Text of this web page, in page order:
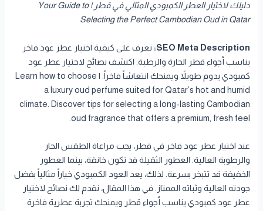
دليلك لاختيار العطر الكمبودي المثالي في قطر | Your Guide to
Selecting the Perfect Cambodian Oud in Qatar
SEO Meta Description: تعرف على كيفية اختيار عطر عود فاخر
يناسب أجواء قطر الحارة والرطبة. اكتشف نصائح لاختيار عطر عود
كمبودي يدوم طويلاً ويمنحك انتعاشاً فاخراً. | Learn how to choose
a luxury oud perfume suited for Qatar’s hot and humid
climate. Discover tips for selecting a long-lasting Cambodian
oud fragrance that offers a premium, fresh feel.
عند اختيار عطر عود فاخر في قطر، يجب مراعاة الطقس الحار
والرطوبة العالية. العطور الثقيلة قد تكون خانقة، بينما العطور
الخفيفة قد تتبخر بسرعة. لذلك، يعد العود الكمبودي خياراً مثالياً بفضل
جودته العالية وثباته الممتاز. في هذا المقال، نقدم لك نصائح لاختيار
عطر عود كمبودي يناسب أجواء قطر ويمنحك تجربة عطرية فاخرة